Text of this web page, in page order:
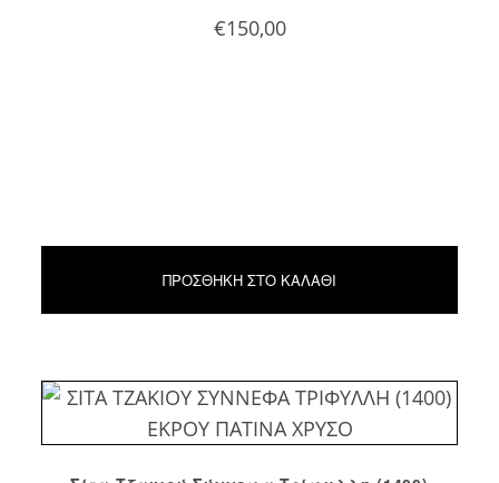
€150,00
ΠΡΟΣΘΉΚΗ ΣΤΟ ΚΑΛΆΘΙ